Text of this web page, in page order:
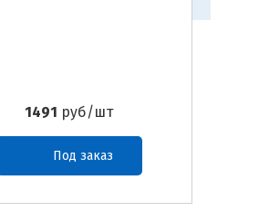
1491 руб/шт
Под заказ